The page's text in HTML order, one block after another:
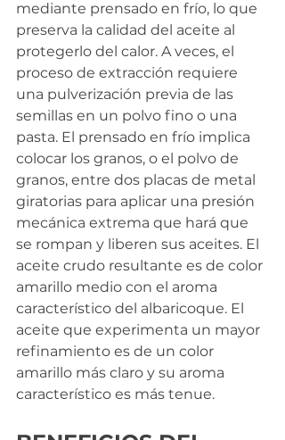
mediante prensado en frío, lo que
preserva la calidad del aceite al
protegerlo del calor. A veces, el
proceso de extracción requiere
una pulverización previa de las
semillas en un polvo fino o una
pasta. El prensado en frío implica
colocar los granos, o el polvo de
granos, entre dos placas de metal
giratorias para aplicar una presión
mecánica extrema que hará que
se rompan y liberen sus aceites. El
aceite crudo resultante es de color
amarillo medio con el aroma
característico del albaricoque. El
aceite que experimenta un mayor
refinamiento es de un color
amarillo más claro y su aroma
característico es más tenue.